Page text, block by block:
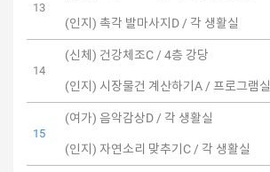
13
(인지) 촉각 발마사지D / 각 생활실
14
(신체) 건강체조C / 4층 강당
(인지) 시장물건 계산하기A / 프로그램실
15
(여가) 음악감상D / 각 생활실
(인지) 자연소리 맞추기C / 각 생활실